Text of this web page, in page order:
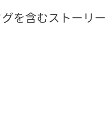
を含むストーリ